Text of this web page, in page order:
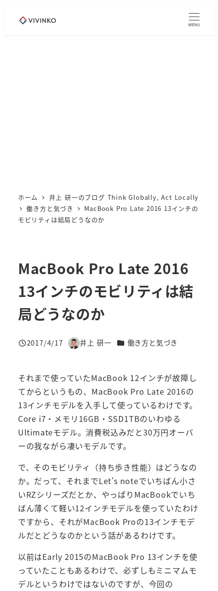
MENU
ホーム
井上 研一のブログ Think Globally, Act Locally
働き方と気づき
MacBook Pro Late 2016 13インチの
モビリティは結局どうなのか
MacBook Pro Late 2016
13インチのモビリティは結
局どうなのか
投稿日
2017/4/17
著
井上 研一 カテゴリー
働き方と気づき
それまで使っていたMacBook 12インチが故障し
てからというもの、MacBook Pro Late 2016の
13インチモデルを入手して使っているわけです。
Core i7・メモリ16GB・SSD1TBのいわゆる
Ultimateモデル。消費税込みだと30万円オーバ
ーの我ながら凄いモデルです。
で、そのモビリティ（持ち歩き性能）はどうなの
か。だって、それまでLet’s noteでいちばん小さ
いRZシリーズだとか、やっぱりMacBookでいち
ばん薄くて軽い12インチモデルを使っていたわけ
ですから、それがMacBook Proの13インチモデ
ルだとどうなのかという話があるわけです。
以前はEarly 2015のMacBook Pro 13インチを使
っていたこともあるわけで、必ずしもミニマムモ
デルというわけではないのですが、今回の